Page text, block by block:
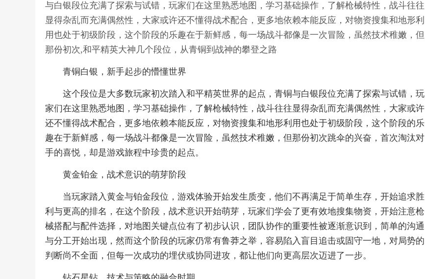
与白银段位充满了探索与试错，玩家们在这里熟悉地图，学习基础操作，了解枪械特性，战斗往往
显得杂乱而充满偶然性，大家或许还不懂得战术配合，更多地依赖本能反应，对物资搜集和地形利
用也处于初级阶段，这个阶段的乐趣在于新鲜感，每一场战斗都像是一次冒险，虽然技术稚嫩，但
那份初次,和平精英大神几个段位，从青铜到战神的攀登之路
青铜白银，新手起步的懵懂世界
这个段位是大多数玩家初次踏入和平精英世界的起点，青铜与白银段位充满了探索与试错，玩
家们在这里熟悉地图，学习基础操作，了解枪械特性，战斗往往显得杂乱而充满偶然性，大家或许
还不懂得战术配合，更多地依赖本能反应，对物资搜集和地形利用也处于初级阶段，这个阶段的乐
趣在于新鲜感，每一场战斗都像是一次冒险，虽然技术稚嫩，但那份初次跳伞的兴奋，首次淘汰对
手的喜悦，却是游戏旅程中珍贵的起点。
黄金铂金，战术意识的萌芽阶段
当玩家踏入黄金与铂金段位，游戏体验开始发生质变，他们不再满足于简单生存，开始追求胜
利与更高的排名，在这个阶段，战术意识开始萌芽，玩家们学会了更有效地搜集物资，开始注意枪
械搭配与配件选择，对地图关键点位有了初步认识，团队协作的重要性被逐渐意识到，简单的沟通
与分工开始出现，然而这个阶段的玩家仍常有鲁莽之举，容易陷入盲目追击或固守一地，对局势的
判断尚不全面，但每一次成功的埋伏或协同进攻，都让他们向更高层次迈进了一步。